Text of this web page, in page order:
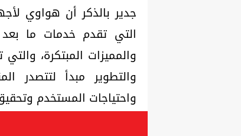
جدير بالذكر أن هواوي
التي تقدم خدمات ما
والمميزات المبتكرة،
والتطوير مبدأ لتتصدر
واحتياجات المستخدم